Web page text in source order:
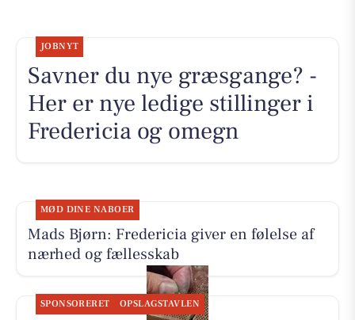
JOBNYT
Savner du nye græsgange? -
Her er nye ledige stillinger i
Fredericia og omegn
MØD DINE NABOER
Mads Bjørn: Fredericia giver en følelse af
nærhed og fællesskab
SPONSORERET OPSLAGSTAVLEN